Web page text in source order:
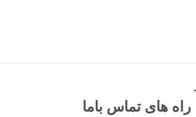
راه های تماس باما